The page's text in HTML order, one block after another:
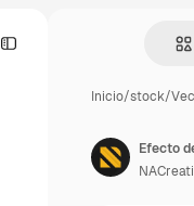
Inicio/stock/
Efecto